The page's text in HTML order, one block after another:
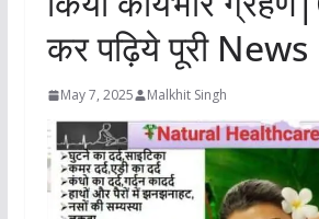
कर पढ़िये पूरी News
May 7, 2025 Malkhit Singh